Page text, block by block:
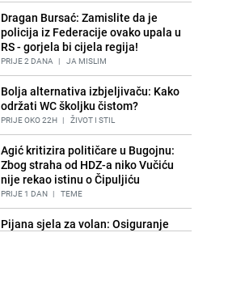
Dragan Bursać: Zamislite da je
policija iz Federacije ovako upala u
RS - gorjela bi cijela regija!
PRIJE 2 DANA | JA MISLIM
Bolja alternativa izbjeljivaču: Kako
održati WC školjku čistom?
PRIJE OKO 22H | ŽIVOT I STIL
Agić kritizira političare u Bugojnu:
Zbog straha od HDZ-a niko Vučiću
nije rekao istinu o Čipuljiću
PRIJE 1 DAN | TEME
Pijana sjela za volan: Osiguranje